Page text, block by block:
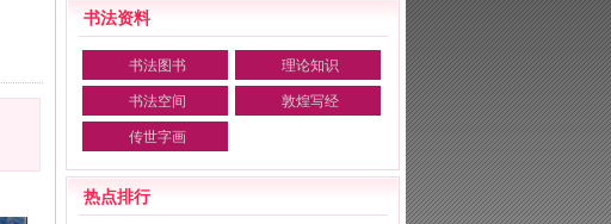
书法资料
书法图书 理论知识
书法空间 敦煌写经
传世字画
热点排行